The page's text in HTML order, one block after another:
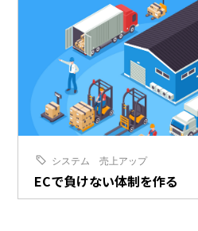
システム 売上アップ
ECで負けない体制を作る